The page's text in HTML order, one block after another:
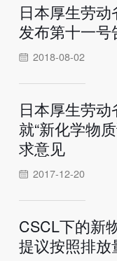
日本厚生劳
发布第十一号
2018-08-02
日本厚生劳
就“新化学物
求意见
2017-12-20
CSCL下的新
提议按照排放